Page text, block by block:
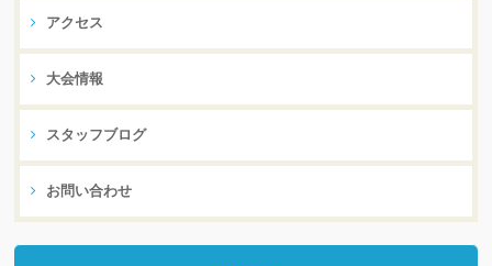
アクセス
大会情報
スタッフブログ
お問い合わせ